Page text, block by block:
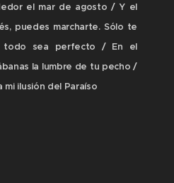
el mar de agosto / Y el
puedes marcharte. Sólo te
todo sea perfecto / En el
la lumbre de tu pecho /
ilusión del Paraíso